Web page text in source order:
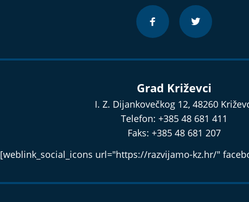
Grad Križevci
I. Z. Dijankovečkog 12, 48260
Telefon: +385 48 681 411
Faks: +385 48 681 207
[weblink_social_icons url="https://razvijamo-kz.hr/"